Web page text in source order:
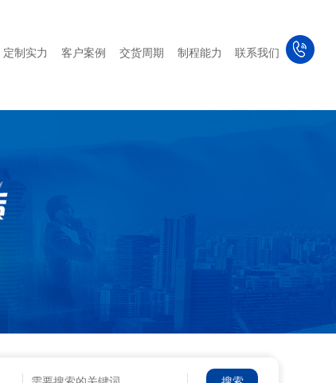
定制实力 客户案例 交货周期 制程能力 联系我们